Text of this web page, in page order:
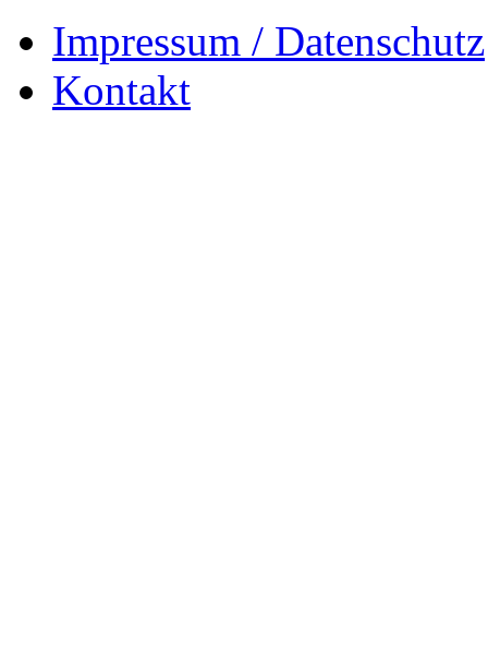
Impressum / Datenschutz
Kontakt